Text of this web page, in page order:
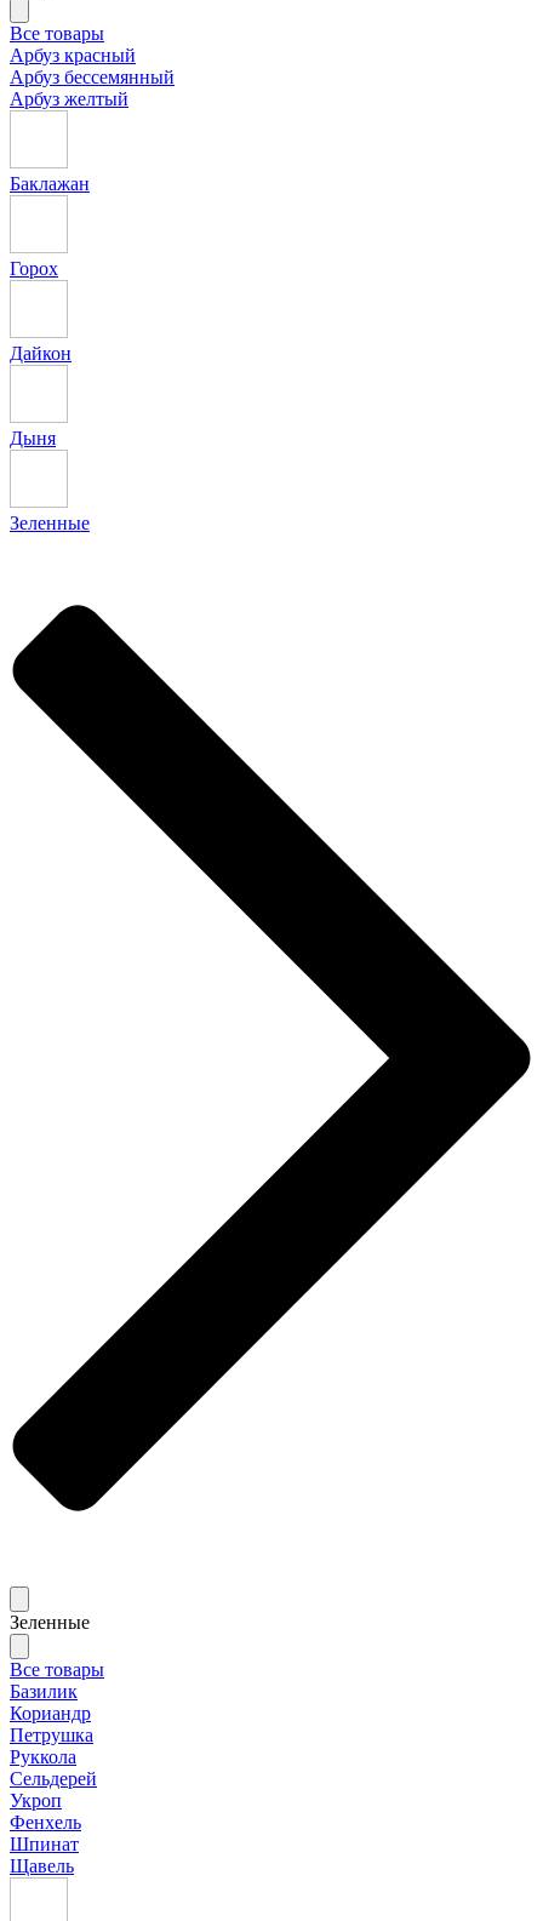
Все товары
Арбуз красный
Арбуз бессемянный
Арбуз желтый
Баклажан
Горох
Дайкон
Дыня
Зеленные
Зеленные
Все товары
Базилик
Кориандр
Петрушка
Руккола
Сельдерей
Укроп
Фенхель
Шпинат
Щавель